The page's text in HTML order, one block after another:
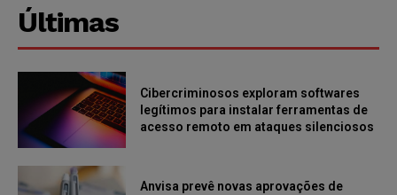
Últimas
Cibercriminosos exploram softwares
legítimos para instalar ferramentas de
acesso remoto em ataques silenciosos
Anvisa prevê novas aprovações de